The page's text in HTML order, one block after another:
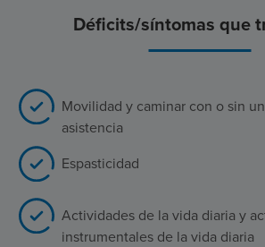
Déficits/síntomas que
Movilidad y caminar con o sin
asistencia
Espasticidad
Actividades de la vida diaria y
instrumentales de la vida diaria